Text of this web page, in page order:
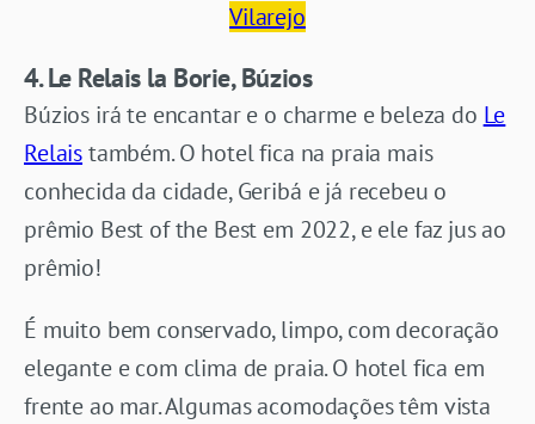
Vilarejo
4. Le Relais la Borie, Búzios
Búzios irá te encantar e o charme e beleza do Le
Relaistambém. O hotel fica na praia mais
conhecida da cidade, Geribá e já recebeu o
prêmio Best of the Best em 2022, e ele faz jus ao
prêmio!
É muito bem conservado, limpo, com decoração
elegante e com clima de praia. O hotel fica em
frente ao mar. Algumas acomodações têm vista